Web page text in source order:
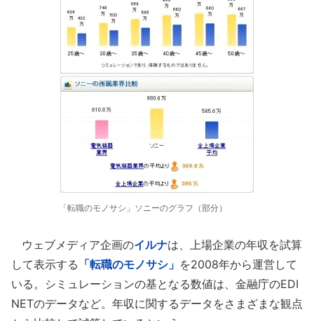
「転職のモノサシ」ソニーのグラフ（部分）
ウェブメディア企画のイルナは、上場企業の年収を試算
して表示する 「転職のモノサシ」 を2008年から運営して
いる。シミュレーションの基となる数値は、金融庁のEDI
NETのデータなど。年収に関するデータをさまざまな観点